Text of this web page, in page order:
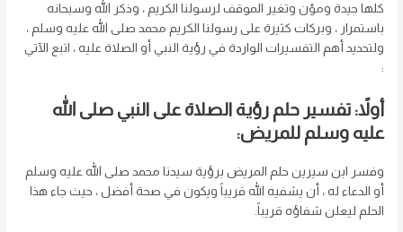
كلها جيدة ومؤن وتغير الموقف لرسولنا الكريم ، وذكر الله وسبحانه
باستمرار ، وبركات كثيرة على رسولنا الكريم محمد صلى الله عليه وسلم ،
ولتحديد أهم التفسيرات الواردة في رؤية النبي أو الصلاة عليه ، اتبع الآتي
:
أولاً: تفسير حلم رؤية الصلاة على النبي صلى الله
عليه وسلم للمريض:
وفسر ابن سيرين حلم المريض برؤية سيدنا محمد صلى الله عليه وسلم
أو الدعاء له ، أن يشفيه الله قريباً ويكون في صحة أفضل ، حيث جاء هذا
الحلم ليعلن شفاؤه قريباً.